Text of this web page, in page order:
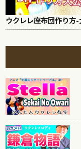
ウクレレ座布団作り方-